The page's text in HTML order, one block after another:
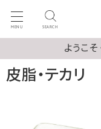
MENU SEARCH
ようこ
皮脂・テカリ